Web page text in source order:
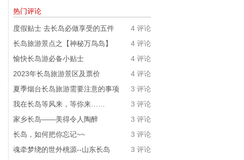
热门评论
4 评论
度假贴士 去长岛必做享受的五件
4 评论
长岛旅游景点之【神秘万鸟岛】
4 评论
愉快长岛游必备小贴士
4 评论
2023年长岛旅游景区及票价
3 评论
夏季烟台长岛旅游需要注意的事项
3 评论
我在长岛等风来，等你来……
3 评论
家乡长岛——美得令人陶醉
3 评论
长岛，如何把你忘记~~
3 评论
魂牵梦绕的世外桃源--山东长岛